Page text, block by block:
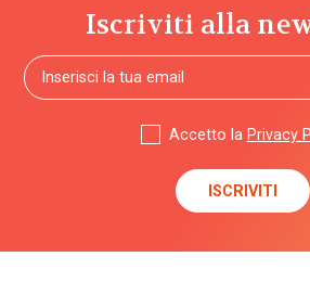
Iscriviti alla
Accetto la Privacy